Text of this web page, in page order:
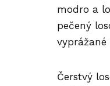
modro a
pečený
vyprážané
Čerstvý